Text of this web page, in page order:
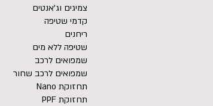
צמיגים וג'אנטים
קדמי שטיפה
ריחנים
שטיפה ללא מים
שמפואים לרכב
שמפואים לרכב שחור
תחזוקת Nano
תחזוקת PPF